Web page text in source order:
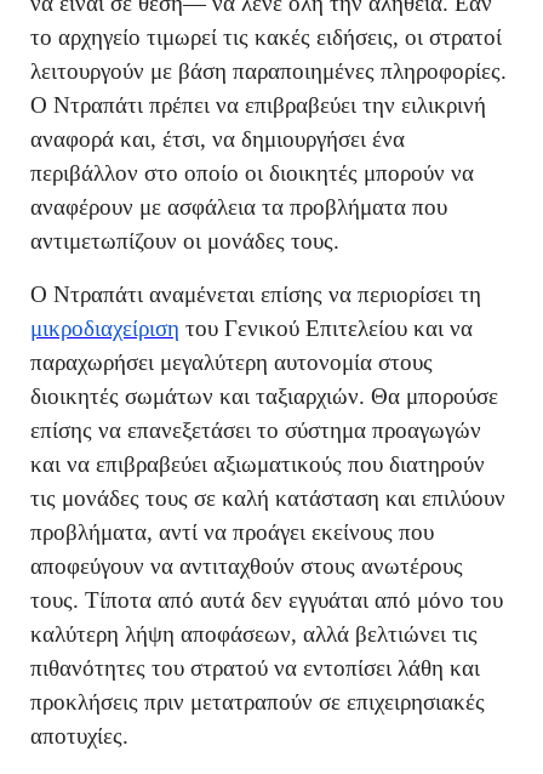
το αρχηγείο τιμωρεί τις κακές ειδήσεις, οι στρατοί
λειτουργούν με βάση παραποιημένες πληροφορίες.
Ο Ντραπάτι πρέπει να επιβραβεύει την ειλικρινή
αναφορά και, έτσι, να δημιουργήσει ένα
περιβάλλον στο οποίο οι διοικητές μπορούν να
αναφέρουν με ασφάλεια τα προβλήματα που
αντιμετωπίζουν οι μονάδες τους.
Ο Ντραπάτι αναμένεται επίσης να περιορίσει τη
μικροδιαχείριση του Γενικού Επιτελείου και να
παραχωρήσει μεγαλύτερη αυτονομία στους
διοικητές σωμάτων και ταξιαρχιών. Θα μπορούσε
επίσης να επανεξετάσει το σύστημα προαγωγών
και να επιβραβεύει αξιωματικούς που διατηρούν
τις μονάδες τους σε καλή κατάσταση και επιλύουν
προβλήματα, αντί να προάγει εκείνους που
αποφεύγουν να αντιταχθούν στους ανωτέρους
τους. Τίποτα από αυτά δεν εγγυάται από μόνο του
καλύτερη λήψη αποφάσεων, αλλά βελτιώνει τις
πιθανότητες του στρατού να εντοπίσει λάθη και
προκλήσεις πριν μετατραπούν σε επιχειρησιακές
αποτυχίες.